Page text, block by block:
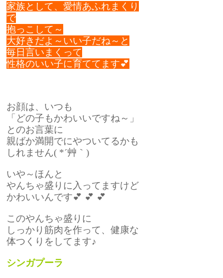
家族として、愛情あふれまくり
で
抱っこして～
大好きだよ～いい子だね～と
毎日言いまくって
性格のいい子に育ててます💕
お顔は、いつも
「どの子もかわいいですね～」
とのお言葉に
親ばか満開でにやついてるかも
しれません( *´艸｀)
いや～ほんと
やんちゃ盛りに入ってますけど
かわいいんです💕 💕 💕
このやんちゃ盛りに
しっかり筋肉を作って、健康な
体つくりをしてます♪
シンガプーラ